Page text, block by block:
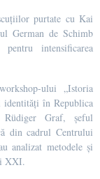
purtate cu Kai
German de Schimb
intensificarea
ului „Istoria
identități în Republica
Graf, șeful
din cadrul Centrului
analizat metodele și
XXI.